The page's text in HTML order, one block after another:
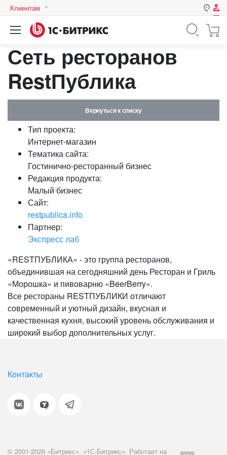
Клиентам
Казахстан
Авторизация
Логин
Пароль
Забыли свой пароль?
или войдите с помощью
Сеть ресторанов
RestПублика
Вернуться к списку
Тип проекта:
Интернет-магазин
Тематика сайта:
Гостинично-ресторанный бизнес
Редакция продукта:
Малый бизнес
Сайт:
restpublica.info
Партнер:
Экспресс лаб
«RESTПУБЛИКА» - это группа ресторанов,
объединившая на сегодняшний день Ресторан и Гриль
«Морошка» и пивоварню «BeerBerry».
Все рестораны RESTПУБЛИКИ отличают
современный и уютный дизайн, вкусная и
качественная кухня, высокий уровень обслуживания и
широкий выбор дополнительных услуг.
Контакты
© 2001-2026 «Битрикс», «1С-Битрикс». Работает на